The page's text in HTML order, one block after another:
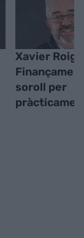
Xavier Roig -
soroll per